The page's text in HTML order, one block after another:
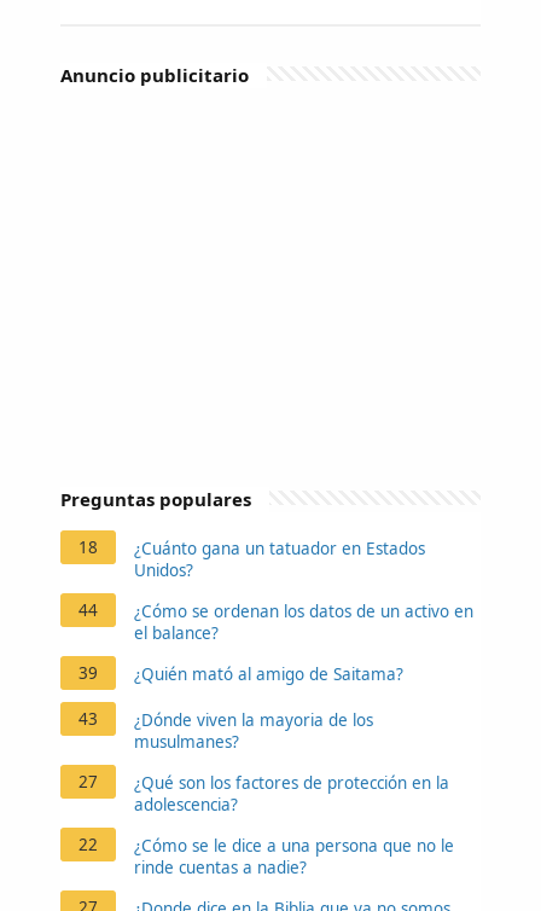
Anuncio publicitario
Preguntas populares
18
¿Cuánto gana un tatuador en Estados
Unidos?
44
¿Cómo se ordenan los datos de un activo en
el balance?
39
¿Quién mató al amigo de Saitama?
43
¿Dónde viven la mayoria de los
musulmanes?
27
¿Qué son los factores de protección en la
adolescencia?
22
¿Cómo se le dice a una persona que no le
rinde cuentas a nadie?